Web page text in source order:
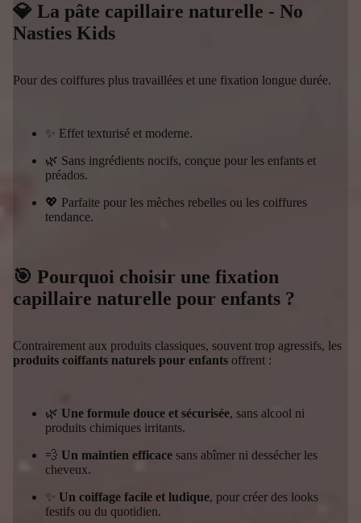
💎 La pâte capillaire naturelle - No
Nasties Kids
Pour des coiffures plus travaillées et une fixation longue durée.
✨ Effet texturisé et moderne.
🌿 Sans ingrédients nocifs, conçue pour les enfants et
préados.
💖 Parfaite pour les mèches rebelles ou les coiffures
tendance.
🎯 Pourquoi choisir une fixation
capillaire naturelle pour enfants ?
Contrairement aux produits classiques, souvent trop agressifs, les
produits coiffants naturels pour enfants offrent :
🌿 Une formule douce et sécurisée, sans alcool ni
produits chimiques irritants.
💨 Un maintien efficace sans abîmer ni dessécher les
cheveux.
✨ Un coiffage facile et ludique, pour créer des looks
festifs ou du quotidien.